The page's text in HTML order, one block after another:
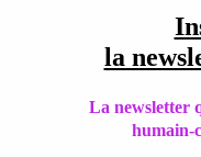
la
La newsletter
humain-